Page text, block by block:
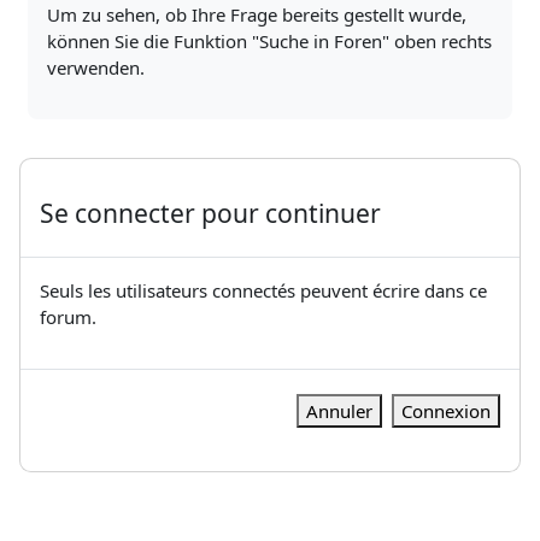
Um zu sehen, ob Ihre Frage bereits gestellt wurde,
können Sie die Funktion "Suche in Foren" oben rechts
verwenden.
Se connecter pour continuer
Seuls les utilisateurs connectés peuvent écrire dans ce
forum.
Annuler Connexion